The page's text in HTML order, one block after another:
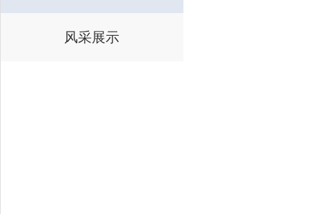
风采展示